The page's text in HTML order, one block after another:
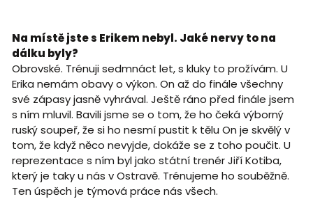
Na místě jste s Erikem nebyl. Jaké nervy to na
dálku byly?
Obrovské. Trénuji sedmnáct let, s kluky to prožívám. U
Erika nemám obavy o výkon. On až do finále všechny
své zápasy jasně vyhrával. Ještě ráno před finále jsem
s ním mluvil. Bavili jsme se o tom, že ho čeká výborný
ruský soupeř, že si ho nesmí pustit k tělu On je skvělý v
tom, že když něco nevyjde, dokáže se z toho poučit. U
reprezentace s ním byl jako státní trenér Jiří Kotiba,
který je taky u nás v Ostravě. Trénujeme ho souběžně.
Ten úspěch je týmová práce nás všech.